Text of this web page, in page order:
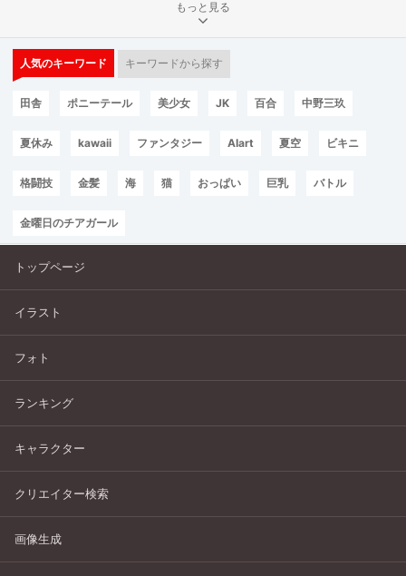
もっと見る
人気のキーワード キーワードから探す
田舎 ポニーテール 美少女 JK 百合 中野三玖
夏休み kawaii ファンタジー AIart 夏空 ビキニ
格闘技 金髪 海 猫 おっぱい 巨乳 バトル
金曜日のチアガール
トップページ
イラスト
フォト
ランキング
キャラクター
クリエイター検索
画像生成